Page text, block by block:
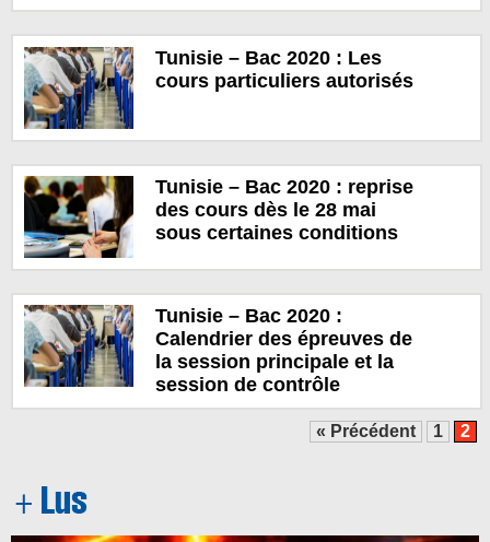
Tunisie – Bac 2020 : Les
cours particuliers autorisés
Tunisie – Bac 2020 : reprise
des cours dès le 28 mai
sous certaines conditions
Tunisie – Bac 2020 :
Calendrier des épreuves de
la session principale et la
session de contrôle
« Précédent 1 2